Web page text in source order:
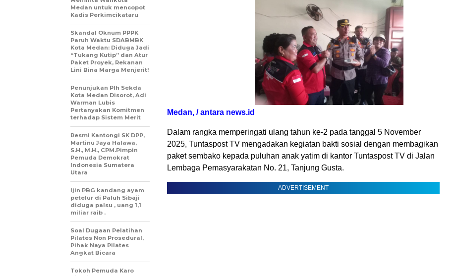
Medan, / antara news.id
Dalam rangka memperingati ulang tahun ke-2 pada tanggal 5 November
2025, Tuntaspost TV mengadakan kegiatan bakti sosial dengan membagikan
paket sembako kepada puluhan anak yatim di kantor Tuntaspost TV di Jalan
Lembaga Pemasyarakatan No. 21, Tanjung Gusta.
ADVERTISEMENT
Medan untuk mencopot
Kadis Perkimcikataru
Skandal Oknum PPPK
Paruh Waktu SDABMBK
Kota Medan: Diduga Jadi
“Tukang Kutip” dan Atur
Paket Proyek, Rekanan
Lini Bina Marga Menjerit!
Penunjukan Plh Sekda
Kota Medan Disorot, Adi
Warman Lubis
Pertanyakan Komitmen
terhadap Sistem Merit
Resmi Kantongi SK DPP,
Martinu Jaya Halawa,
S.H., M.H., CPM.Pimpin
Pemuda Demokrat
Indonesia Sumatera
Utara
Ijin PBG kandang ayam
petelur di Paluh Sibaji
diduga palsu , uang 1,1
miliar raib .
Soal Dugaan Pelatihan
Pilates Non Prosedural,
Pihak Naya Pilates
Angkat Bicara
Tokoh Pemuda Karo